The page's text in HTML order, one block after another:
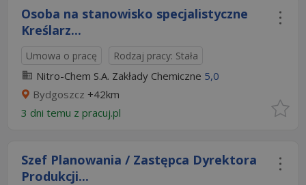
Osoba na stanowisko specjalistyczne
Kreślarz...
Umowa o pracę Rodzaj pracy: Stała
Nitro-Chem S.A. Zakłady Chemiczne 5,0
Bydgoszcz +42km
3 dni temu z pracuj.pl
Szef Planowania / Zastępca Dyrektora
Produkcji...